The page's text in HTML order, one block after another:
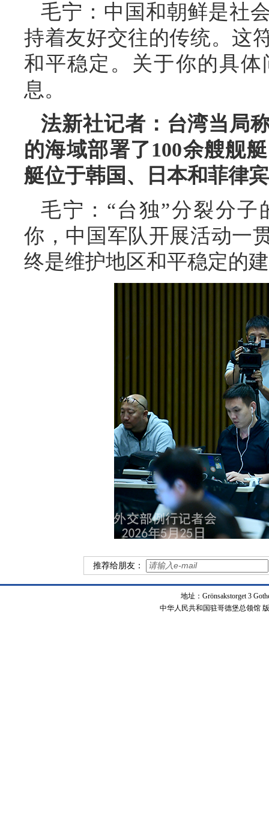
毛宁：中国和朝鲜是社
持着友好交往的传统。这
和平稳定。关于你的具
息。
法新社记者：台湾当局
的海域部署了100余艘舰
艇位于韩国、日本和菲律
毛宁：“台独”分裂分
你，中国军队开展活动一
终是维护地区和平稳定的
推荐给朋友：
地址：Grönsakstorget 3
中华人民共和国驻哥德堡总领馆